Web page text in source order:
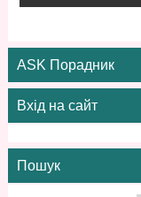
ASK Порадник
Вхід на сайт
Пошук